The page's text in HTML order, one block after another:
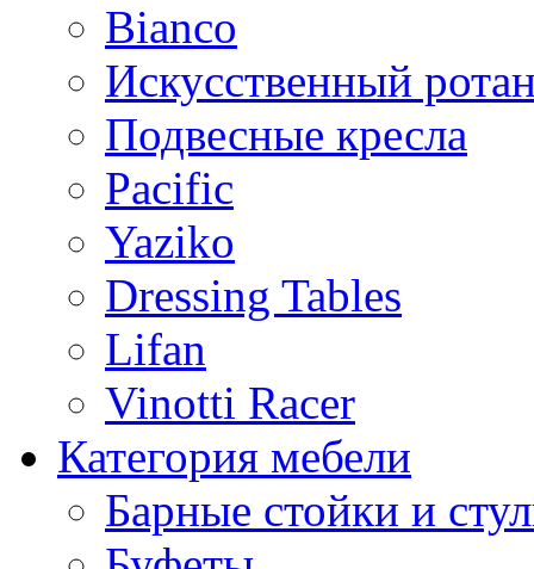
Bianco
Искусственный
Подвесные кресла
Pacific
Yaziko
Dressing Tables
Lifan
Vinotti Racer
Категория мебели
Барные стойки и